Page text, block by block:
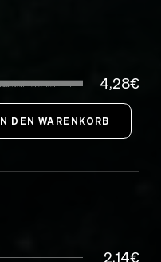
4,28€
2,14€